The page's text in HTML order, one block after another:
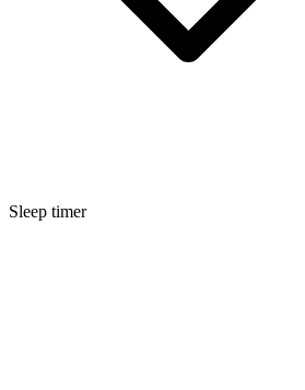
Sleep timer